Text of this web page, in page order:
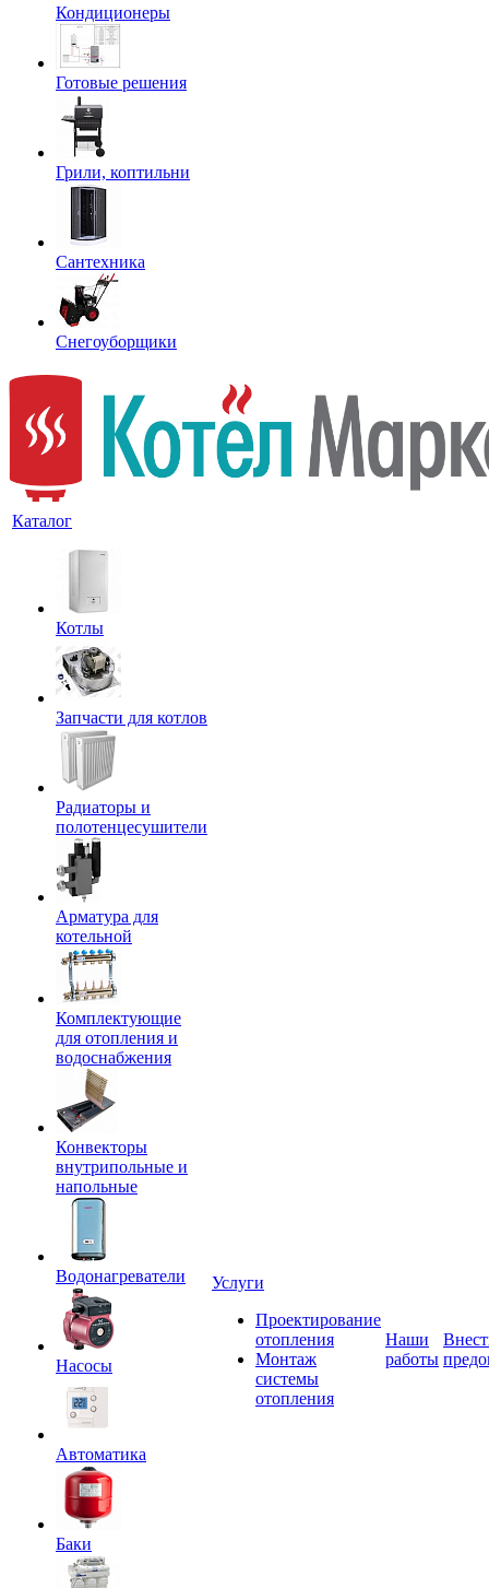
Кондиционеры
Готовые решения
Грили, коптильни
Сантехника
Снегоуборщики
Каталог
Котлы
Запчасти для котлов
Радиаторы и
полотенцесушители
Арматура для
котельной
Комплектующие
для отопления и
водоснабжения
Конвекторы
внутрипольные и
напольные
Водонагреватели
Насосы
Автоматика
Баки
Услуги
Проектирование
отопления
Монтаж
системы
отопления
Наши
работы